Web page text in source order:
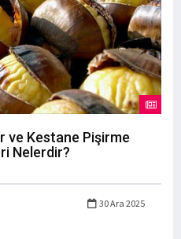
ve Kestane Pişirme
Nelerdir?
30 Ara 2025